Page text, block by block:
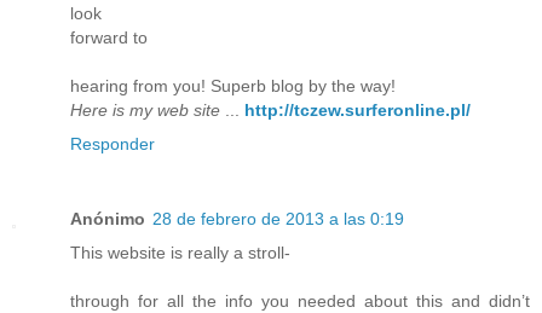
look
forward to
hearing from you! Superb blog by the way!
Here is my web site
http://tczew.surferonline.pl/
Responder
Anónimo 28 de febrero de 2013 a las 0:19
This website is really a stroll-
through for all the info you needed about this and didn’t